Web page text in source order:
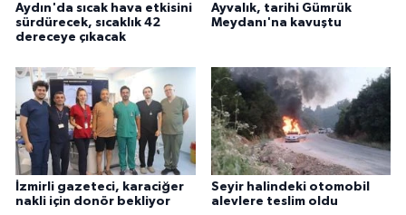
Aydın'da sıcak hava etkisini
sürdürecek, sıcaklık 42
dereceye çıkacak
Ayvalık, tarihi Gümrük
Meydanı'na kavuştu
İzmirli gazeteci, karaciğer
nakli için donör bekliyor
Seyir halindeki otomobil
alevlere teslim oldu